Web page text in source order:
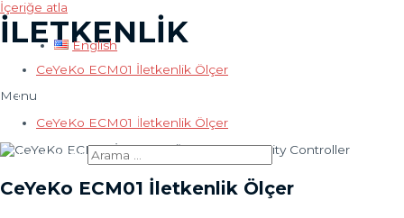
İçeriğe atla
English
Search for:
İLETKENLİK
CeYeKo ECM01 İletkenlik Ölçer
Menu
CeYeKo ECM01 İletkenlik Ölçer
CeYeKo ECM01 İletkenlik Ölçer